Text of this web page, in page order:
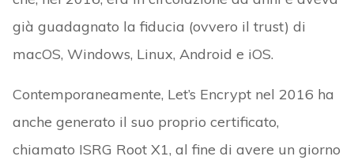
già guadagnato la fiducia (ovvero il trust) di
macOS, Windows, Linux, Android e iOS.
Contemporaneamente, Let’s Encrypt nel 2016 ha
anche generato il suo proprio certificato,
chiamato ISRG Root X1, al fine di avere un giorno